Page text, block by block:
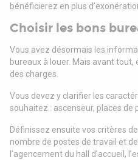
bénéficierez en plus
Choisir les bons
Vous avez désormais les
bureaux à louer. Mais avant
des charges.
Vous devez y clarifier les
souhaitez : ascenseur, places de
Définissez ensuite vos critères
nombre de postes de travail et
l’agencement du hall d’accueil,